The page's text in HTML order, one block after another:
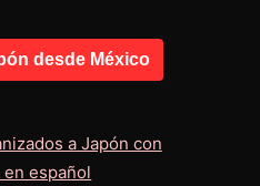
desde México